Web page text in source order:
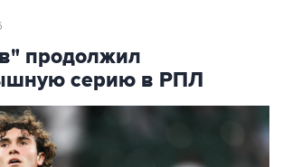
продолжил
серию в РПЛ